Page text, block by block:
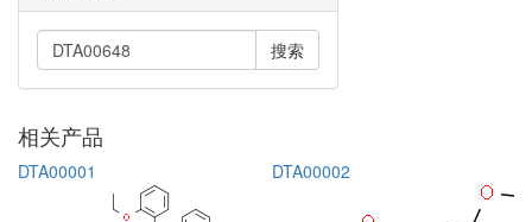
搜索
相关产品
DTA00001 DTA00002